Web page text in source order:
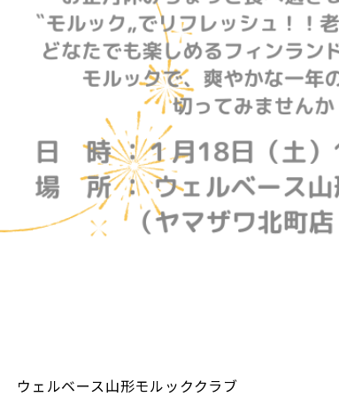
ウェルベース山形モルッククラブ